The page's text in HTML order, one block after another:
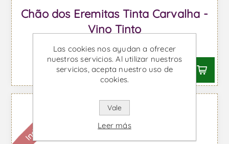
Chão dos Eremitas Tinta Carvalha -
Vino Tinto
Desde €34,80 IVA incl.
Indisponible
Las cookies nos ayudan a ofrecer
nuestros servicios. Al utilizar nuestros
servicios, acepta nuestro uso de
cookies.
Vale
Leer más